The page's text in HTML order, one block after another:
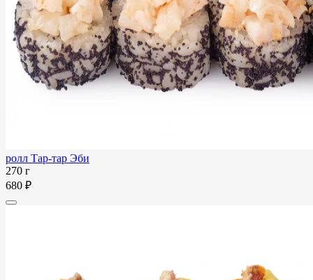
ролл Тар-тар Эби
270 г
680 ₽